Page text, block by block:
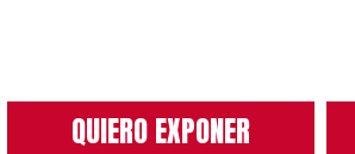
QUIERO EXPONER